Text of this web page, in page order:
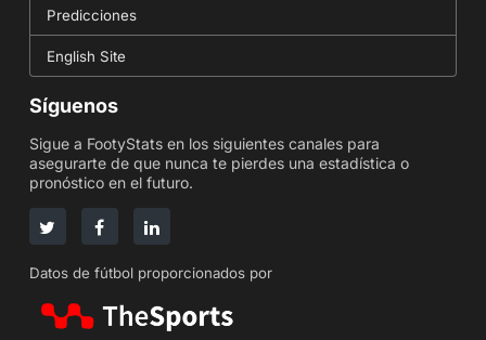
Predicciones
English Site
Síguenos
Sigue a FootyStats en los siguientes canales para
asegurarte de que nunca te pierdes una estadística o
pronóstico en el futuro.
Datos de fútbol proporcionados por